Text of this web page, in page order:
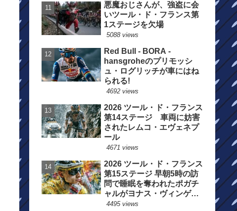
悪魔おじさんが、強盗に会
いツール・ド・フランス第
1ステージを欠場
5088 views
Red Bull - BORA -
hansgroheのプリモッシ
ュ・ログリッチが車にはね
られる!
4692 views
2026 ツール・ド・フランス
第14ステージ 車両に妨害
されたレムコ・エヴェネプ
ール
4671 views
2026 ツール・ド・フランス
第15ステージ 早朝5時の訪
問で睡眠を奪われたポガチ
ャルがヨナス・ヴィンゲゴ
ーの離脱を惜しむ
4495 views